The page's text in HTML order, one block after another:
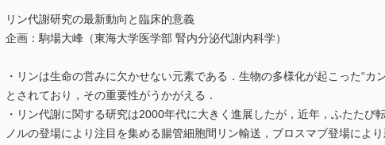
リン代謝研究の最新動向と臨床的意義
企画：駒場大峰（東海大学医学部 腎内分泌代謝内科学）
・リンは生命の営みに欠かせない元素である．生物の多様化が起こった“
とされており，その重要性がうかがえる．
・リン代謝に関する研究は2000年代に大きく進展したが，近年，ふたた
ノルの登場により注目を集める腸管細胞間リン輸送，ブロスマブ登場によ